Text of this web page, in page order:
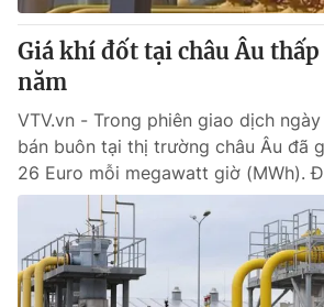
VTV9 VTV8
THỜI BÁO VTV
Theo dõi báo trên
Giá khí đốt tại châu Âu
năm
VTV.vn - Trong phiên giao dịch
bán buôn tại thị trường châu Âu đã
26 Euro mỗi megawatt giờ (MWh).